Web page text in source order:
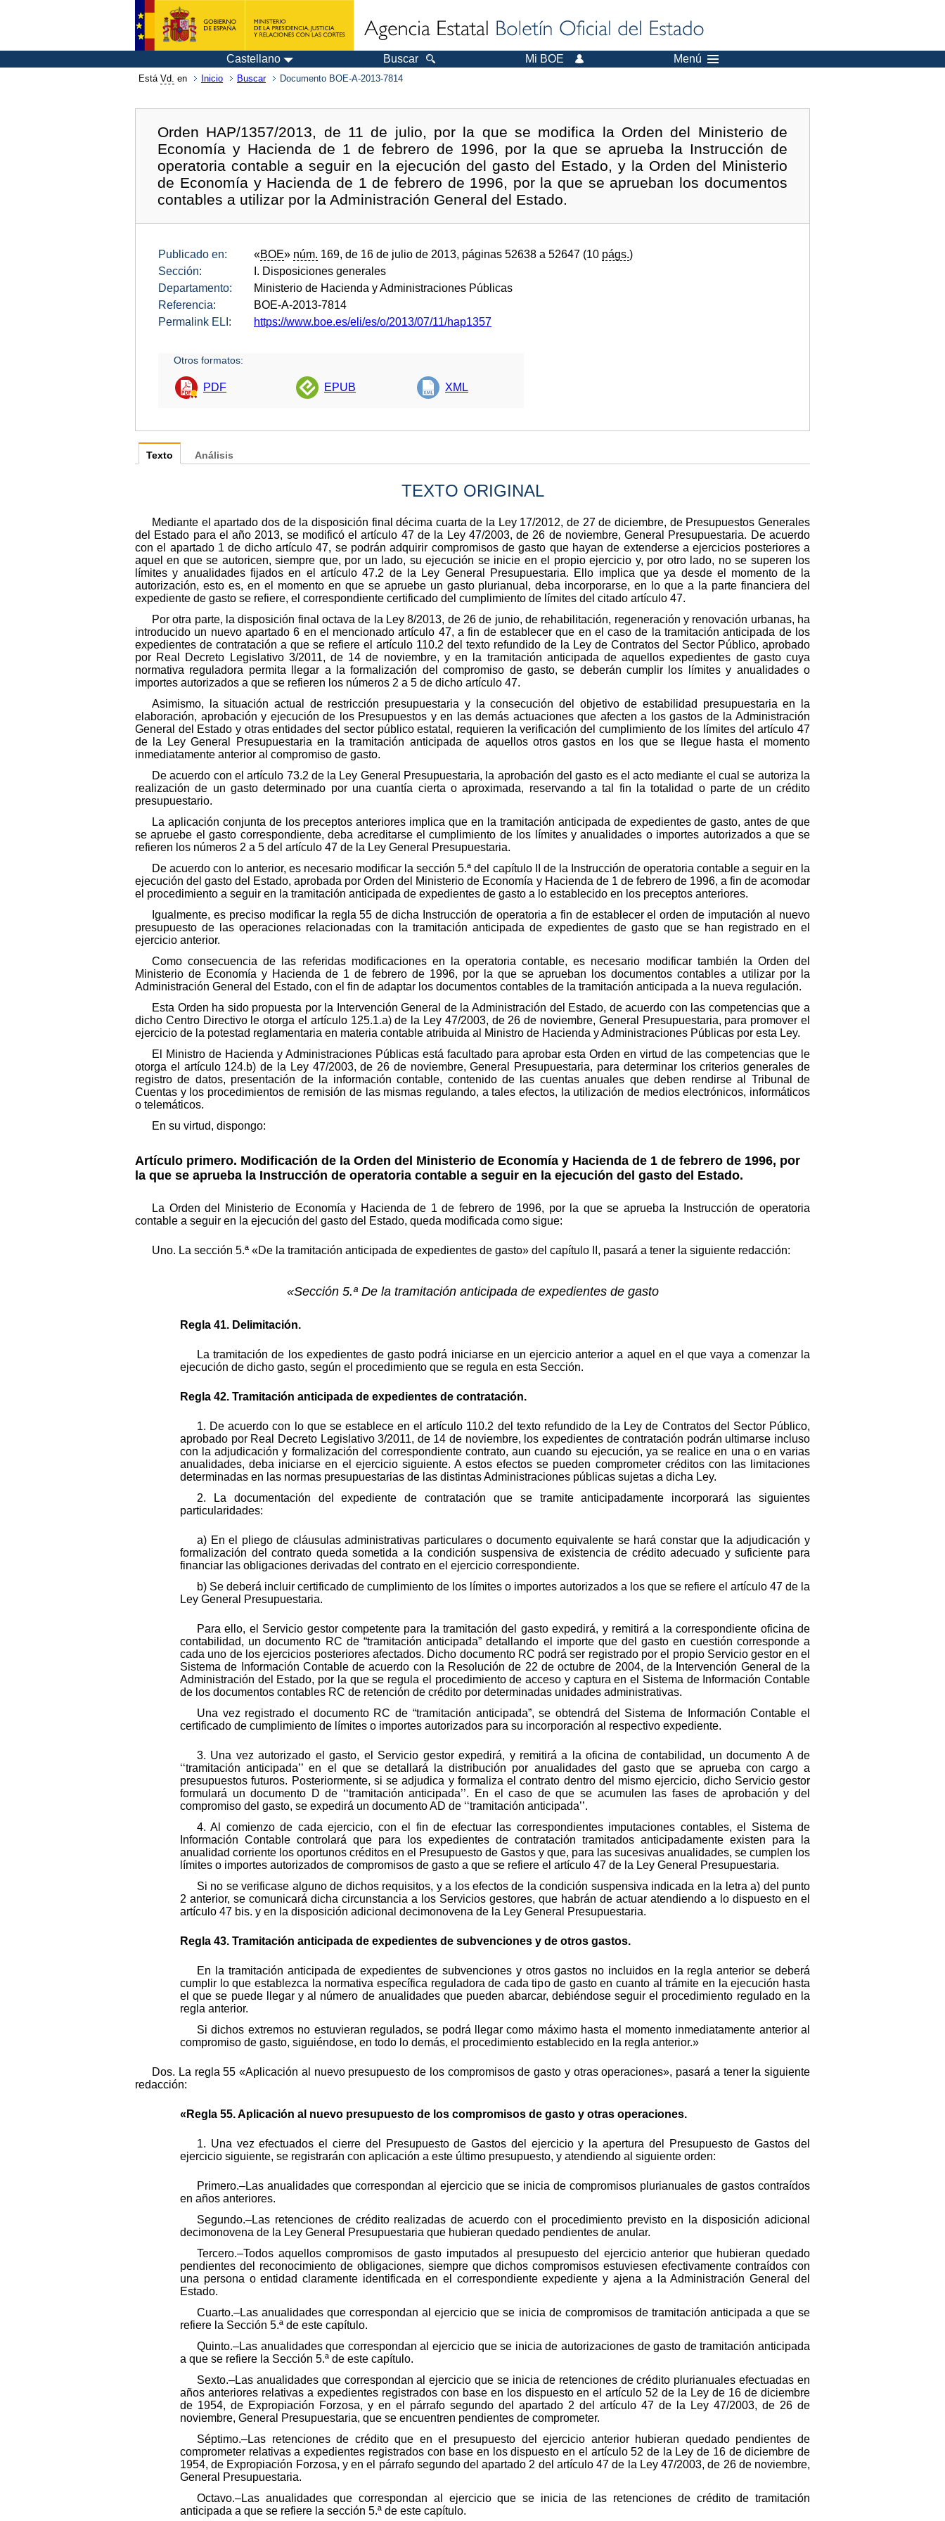
Castellano Buscar Mi BOE Menú
Está Vd. en Inicio Buscar Documento BOE-A-2013-7814
Orden HAP/1357/2013, de 11 de julio, por la que se modifica la Orden del Ministerio de
Economía y Hacienda de 1 de febrero de 1996, por la que se aprueba la Instrucción de
operatoria contable a seguir en la ejecución del gasto del Estado, y la Orden del Ministerio
de Economía y Hacienda de 1 de febrero de 1996, por la que se aprueban los documentos
contables a utilizar por la Administración General del Estado.
Publicado en: «BOE» núm. 169, de 16 de julio de 2013, páginas 52638 a 52647 (10 págs.)
Sección:
I. Disposiciones generales
Departamento:
Ministerio de Hacienda y Administraciones Públicas
Referencia:
BOE-A-2013-7814
Permalink ELI:
https://www.boe.es/eli/es/o/2013/07/11/hap1357
Otros formatos:
PDF EPUB XML
Texto
TEXTO ORIGINAL
Mediante el apartado dos de la disposición final décima cuarta de la Ley 17/2012, de 27 de diciembre, de Presupuestos Generales
del Estado para el año 2013, se modificó el artículo 47 de la Ley 47/2003, de 26 de noviembre, General Presupuestaria. De acuerdo
con el apartado 1 de dicho artículo 47, se podrán adquirir compromisos de gasto que hayan de extenderse a ejercicios posteriores a
aquel en que se autoricen, siempre que, por un lado, su ejecución se inicie en el propio ejercicio y, por otro lado, no se superen los
límites y anualidades fijados en el artículo 47.2 de la Ley General Presupuestaria. Ello implica que ya desde el momento de la
autorización, esto es, en el momento en que se apruebe un gasto plurianual, deba incorporarse, en lo que a la parte financiera del
expediente de gasto se refiere, el correspondiente certificado del cumplimiento de límites del citado artículo 47.
Por otra parte, la disposición final octava de la Ley 8/2013, de 26 de junio, de rehabilitación, regeneración y renovación urbanas, ha
introducido un nuevo apartado 6 en el mencionado artículo 47, a fin de establecer que en el caso de la tramitación anticipada de los
expedientes de contratación a que se refiere el artículo 110.2 del texto refundido de la Ley de Contratos del Sector Público, aprobado
por Real Decreto Legislativo 3/2011, de 14 de noviembre, y en la tramitación anticipada de aquellos expedientes de gasto cuya
normativa reguladora permita llegar a la formalización del compromiso de gasto, se deberán cumplir los límites y anualidades o
importes autorizados a que se refieren los números 2 a 5 de dicho artículo 47.
Asimismo, la situación actual de restricción presupuestaria y la consecución del objetivo de estabilidad presupuestaria en la
elaboración, aprobación y ejecución de los Presupuestos y en las demás actuaciones que afecten a los gastos de la Administración
General del Estado y otras entidades del sector público estatal, requieren la verificación del cumplimiento de los límites del artículo 47
de la Ley General Presupuestaria en la tramitación anticipada de aquellos otros gastos en los que se llegue hasta el momento
inmediatamente anterior al compromiso de gasto.
De acuerdo con el artículo 73.2 de la Ley General Presupuestaria, la aprobación del gasto es el acto mediante el cual se autoriza la
realización de un gasto determinado por una cuantía cierta o aproximada, reservando a tal fin la totalidad o parte de un crédito
presupuestario.
La aplicación conjunta de los preceptos anteriores implica que en la tramitación anticipada de expedientes de gasto, antes de que
se apruebe el gasto correspondiente, deba acreditarse el cumplimiento de los límites y anualidades o importes autorizados a que se
refieren los números 2 a 5 del artículo 47 de la Ley General Presupuestaria.
De acuerdo con lo anterior, es necesario modificar la sección 5.ª del capítulo II de la Instrucción de operatoria contable a seguir en la
ejecución del gasto del Estado, aprobada por Orden del Ministerio de Economía y Hacienda de 1 de febrero de 1996, a fin de acomodar
el procedimiento a seguir en la tramitación anticipada de expedientes de gasto a lo establecido en los preceptos anteriores.
Igualmente, es preciso modificar la regla 55 de dicha Instrucción de operatoria a fin de establecer el orden de imputación al nuevo
presupuesto de las operaciones relacionadas con la tramitación anticipada de expedientes de gasto que se han registrado en el
ejercicio anterior.
Como consecuencia de las referidas modificaciones en la operatoria contable, es necesario modificar también la Orden del
Ministerio de Economía y Hacienda de 1 de febrero de 1996, por la que se aprueban los documentos contables a utilizar por la
Administración General del Estado, con el fin de adaptar los documentos contables de la tramitación anticipada a la nueva regulación.
Esta Orden ha sido propuesta por la Intervención General de la Administración del Estado, de acuerdo con las competencias que a
dicho Centro Directivo le otorga el artículo 125.1.a) de la Ley 47/2003, de 26 de noviembre, General Presupuestaria, para promover el
ejercicio de la potestad reglamentaria en materia contable atribuida al Ministro de Hacienda y Administraciones Públicas por esta Ley.
El Ministro de Hacienda y Administraciones Públicas está facultado para aprobar esta Orden en virtud de las competencias que le
otorga el artículo 124.b) de la Ley 47/2003, de 26 de noviembre, General Presupuestaria, para determinar los criterios generales de
registro de datos, presentación de la información contable, contenido de las cuentas anuales que deben rendirse al Tribunal de
Cuentas y los procedimientos de remisión de las mismas regulando, a tales efectos, la utilización de medios electrónicos, informáticos
o telemáticos.
En su virtud, dispongo:
Artículo primero. Modificación de la Orden del Ministerio de Economía y Hacienda de 1 de febrero de 1996, por
la que se aprueba la Instrucción de operatoria contable a seguir en la ejecución del gasto del Estado.
La Orden del Ministerio de Economía y Hacienda de 1 de febrero de 1996, por la que se aprueba la Instrucción de operatoria
contable a seguir en la ejecución del gasto del Estado, queda modificada como sigue:
Uno. La sección 5.ª «De la tramitación anticipada de expedientes de gasto» del capítulo II, pasará a tener la siguiente redacción:
«Sección 5.ª De la tramitación anticipada de expedientes de gasto
Regla 41. Delimitación.
La tramitación de los expedientes de gasto podrá iniciarse en un ejercicio anterior a aquel en el que vaya a comenzar la
ejecución de dicho gasto, según el procedimiento que se regula en esta Sección.
Regla 42. Tramitación anticipada de expedientes de contratación.
1. De acuerdo con lo que se establece en el artículo 110.2 del texto refundido de la Ley de Contratos del Sector Público,
aprobado por Real Decreto Legislativo 3/2011, de 14 de noviembre, los expedientes de contratación podrán ultimarse incluso
con la adjudicación y formalización del correspondiente contrato, aun cuando su ejecución, ya se realice en una o en varias
anualidades, deba iniciarse en el ejercicio siguiente. A estos efectos se pueden comprometer créditos con las limitaciones
determinadas en las normas presupuestarias de las distintas Administraciones públicas sujetas a dicha Ley.
2. La documentación del expediente de contratación que se tramite anticipadamente incorporará las siguientes
particularidades:
a) En el pliego de cláusulas administrativas particulares o documento equivalente se hará constar que la adjudicación y
formalización del contrato queda sometida a la condición suspensiva de existencia de crédito adecuado y suficiente para
financiar las obligaciones derivadas del contrato en el ejercicio correspondiente.
b) Se deberá incluir certificado de cumplimiento de los límites o importes autorizados a los que se refiere el artículo 47 de la
Ley General Presupuestaria.
Para ello, el Servicio gestor competente para la tramitación del gasto expedirá, y remitirá a la correspondiente oficina de
contabilidad, un documento RC de “tramitación anticipada” detallando el importe que del gasto en cuestión corresponde a
cada uno de los ejercicios posteriores afectados. Dicho documento RC podrá ser registrado por el propio Servicio gestor en el
Sistema de Información Contable de acuerdo con la Resolución de 22 de octubre de 2004, de la Intervención General de la
Administración del Estado, por la que se regula el procedimiento de acceso y captura en el Sistema de Información Contable
de los documentos contables RC de retención de crédito por determinadas unidades administrativas.
Una vez registrado el documento RC de “tramitación anticipada”, se obtendrá del Sistema de Información Contable el
certificado de cumplimiento de límites o importes autorizados para su incorporación al respectivo expediente.
3. Una vez autorizado el gasto, el Servicio gestor expedirá, y remitirá a la oficina de contabilidad, un documento A de
‘‘tramitación anticipada’’ en el que se detallará la distribución por anualidades del gasto que se aprueba con cargo a
presupuestos futuros. Posteriormente, si se adjudica y formaliza el contrato dentro del mismo ejercicio, dicho Servicio gestor
formulará un documento D de ‘‘tramitación anticipada’’. En el caso de que se acumulen las fases de aprobación y del
compromiso del gasto, se expedirá un documento AD de ‘‘tramitación anticipada’’.
4. Al comienzo de cada ejercicio, con el fin de efectuar las correspondientes imputaciones contables, el Sistema de
Información Contable controlará que para los expedientes de contratación tramitados anticipadamente existen para la
anualidad corriente los oportunos créditos en el Presupuesto de Gastos y que, para las sucesivas anualidades, se cumplen los
límites o importes autorizados de compromisos de gasto a que se refiere el artículo 47 de la Ley General Presupuestaria.
Si no se verificase alguno de dichos requisitos, y a los efectos de la condición suspensiva indicada en la letra a) del punto
2 anterior, se comunicará dicha circunstancia a los Servicios gestores, que habrán de actuar atendiendo a lo dispuesto en el
artículo 47 bis. y en la disposición adicional decimonovena de la Ley General Presupuestaria.
Regla 43. Tramitación anticipada de expedientes de subvenciones y de otros gastos.
En la tramitación anticipada de expedientes de subvenciones y otros gastos no incluidos en la regla anterior se deberá
cumplir lo que establezca la normativa específica reguladora de cada tipo de gasto en cuanto al trámite en la ejecución hasta
el que se puede llegar y al número de anualidades que pueden abarcar, debiéndose seguir el procedimiento regulado en la
regla anterior.
Si dichos extremos no estuvieran regulados, se podrá llegar como máximo hasta el momento inmediatamente anterior al
compromiso de gasto, siguiéndose, en todo lo demás, el procedimiento establecido en la regla anterior.»
Dos. La regla 55 «Aplicación al nuevo presupuesto de los compromisos de gasto y otras operaciones», pasará a tener la siguiente
redacción:
«Regla 55. Aplicación al nuevo presupuesto de los compromisos de gasto y otras operaciones.
1. Una vez efectuados el cierre del Presupuesto de Gastos del ejercicio y la apertura del Presupuesto de Gastos del
ejercicio siguiente, se registrarán con aplicación a este último presupuesto, y atendiendo al siguiente orden:
Primero.–Las anualidades que correspondan al ejercicio que se inicia de compromisos plurianuales de gastos contraídos
en años anteriores.
Segundo.–Las retenciones de crédito realizadas de acuerdo con el procedimiento previsto en la disposición adicional
decimonovena de la Ley General Presupuestaria que hubieran quedado pendientes de anular.
Tercero.–Todos aquellos compromisos de gasto imputados al presupuesto del ejercicio anterior que hubieran quedado
pendientes del reconocimiento de obligaciones, siempre que dichos compromisos estuviesen efectivamente contraídos con
una persona o entidad claramente identificada en el correspondiente expediente y ajena a la Administración General del
Estado.
Cuarto.–Las anualidades que correspondan al ejercicio que se inicia de compromisos de tramitación anticipada a que se
refiere la Sección 5.ª de este capítulo.
Quinto.–Las anualidades que correspondan al ejercicio que se inicia de autorizaciones de gasto de tramitación anticipada
a que se refiere la Sección 5.ª de este capítulo.
Sexto.–Las anualidades que correspondan al ejercicio que se inicia de retenciones de crédito plurianuales efectuadas en
años anteriores relativas a expedientes registrados con base en los dispuesto en el artículo 52 de la Ley de 16 de diciembre
de 1954, de Expropiación Forzosa, y en el párrafo segundo del apartado 2 del artículo 47 de la Ley 47/2003, de 26 de
noviembre, General Presupuestaria, que se encuentren pendientes de comprometer.
Séptimo.–Las retenciones de crédito que en el presupuesto del ejercicio anterior hubieran quedado pendientes de
comprometer relativas a expedientes registrados con base en los dispuesto en el artículo 52 de la Ley de 16 de diciembre de
1954, de Expropiación Forzosa, y en el párrafo segundo del apartado 2 del artículo 47 de la Ley 47/2003, de 26 de noviembre,
General Presupuestaria.
Octavo.–Las anualidades que correspondan al ejercicio que se inicia de las retenciones de crédito de tramitación
anticipada a que se refiere la sección 5.ª de este capítulo.
Análisis